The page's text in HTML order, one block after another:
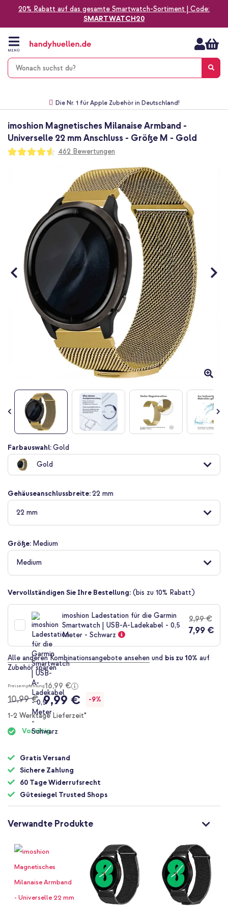
20% Rabatt auf das gesamte Smartwatch-Sortiment | Code:
SMARTWATCH20
Zum
Inhalt
springen
MENÜ
Die Nr. 1 für Apple Zubehör in Deutschland!
imoshion Magnetisches Milanaise Armband -
Universelle 22 mm Anschluss - Größe M - Gold
Bewertung:
91
100
462 Bewertungen
Zum
Anfang
der
Bildgalerie
Farbauswahl:Gold
Gold
Gehäuseanschlussbreite:22 mm
22 mm
Größe: Medium
Medium
Vervollständigen Sie Ihre Bestellung: (bis zu 10% Rabatt)
imoshion Ladestation für die Garmin
Smartwatch | USB-A-Ladekabel - 0,5
Meter - Schwarz
9,99 €
7,99 €
Alle anderen Kombinationsangebote ansehen und bis zu 10% auf
Zubehör sparen
Preisempfehlung16,99 €
10,99 € 9,99 €
-9%
1-2 Werktage Lieferzeit*
Vorrätig
Gratis Versand
Sichere Zahlung
60 Tage Widerrufsrecht
Gütesiegel Trusted Shops
Verwandte Produkte